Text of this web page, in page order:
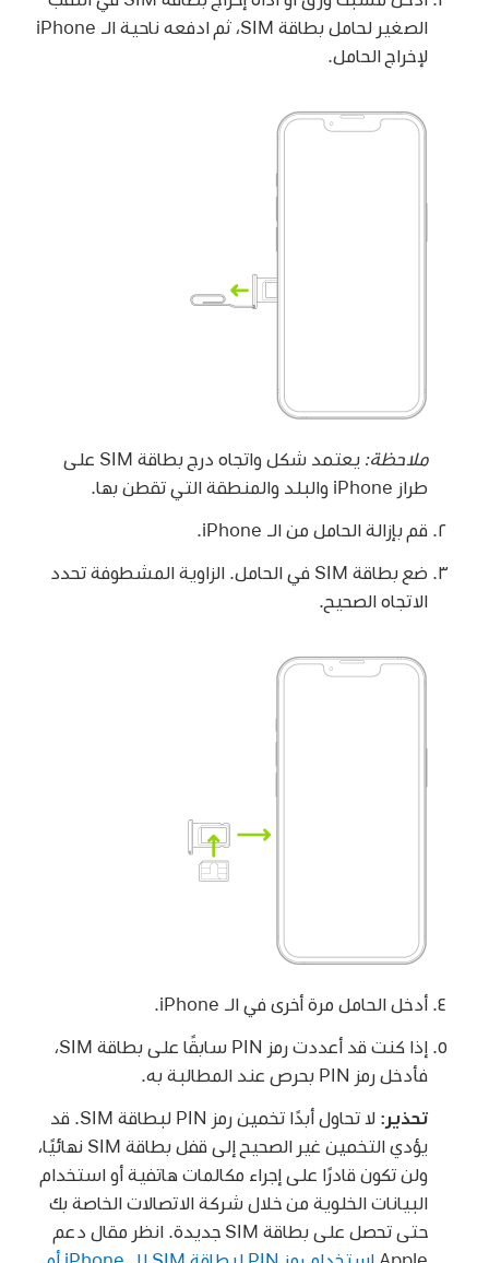
الصغير لحامل بطاقة SIM، ثم ادفعه ناحية الـ iPhone
لإخراج الحامل.
ملاحظة:
يعتمد شكل واتجاه درج بطاقة SIM على
طراز iPhone والبلد والمنطقة التي تقطن بها.
قم بإزالة الحامل من الـ iPhone.
ضع بطاقة SIM في الحامل. الزاوية المشطوفة تحدد
الاتجاه الصحيح.
أدخل الحامل مرة أخرى في الـ iPhone.
إذا كنت قد أعددت رمز PIN سابقًا على بطاقة SIM،
فأدخل رمز PIN بحرص عند المطالبة به.
تحذير:
لا تحاول أبدًا تخمين رمز PIN لبطاقة SIM. قد
يؤدي التخمين غير الصحيح إلى قفل بطاقة SIM نهائيًا،
ولن تكون قادرًا على إجراء مكالمات هاتفية أو استخدام
البيانات الخلوية من خلال شركة الاتصالات الخاصة بك
حتى تحصل على بطاقة SIM جديدة. انظر مقال دعم
Apple
استخدام رمز PIN لبطاقة SIM للـ iPhone أو